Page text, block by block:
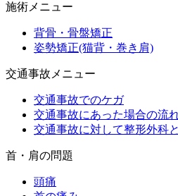
施術メニュー
背骨・骨盤矯正
姿勢矯正(猫背・巻き肩)
交通事故メニュー
交通事故でのケガ
交通事故にあった場合の流
交通事故に対して整形外科
首・肩の問題
頭痛